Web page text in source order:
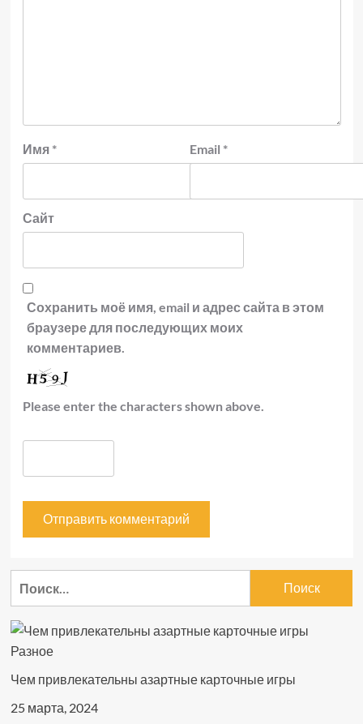
Имя * Email *
Сайт
Сохранить моё имя, email и адрес сайта в этом
браузере для последующих моих
комментариев.
Please enter the characters shown above.
Разное
Чем привлекательны азартные карточные игры
25 марта, 2024